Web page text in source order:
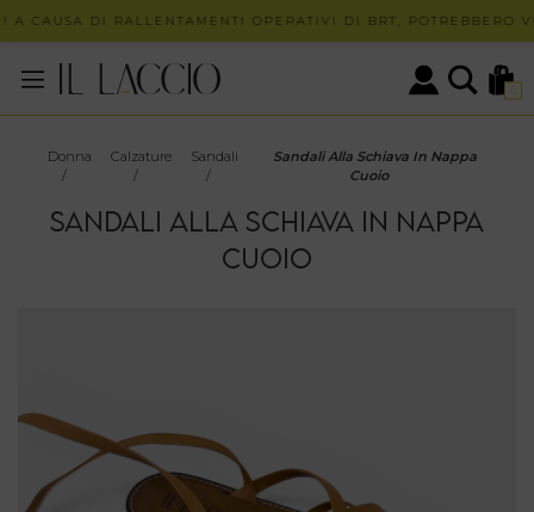
A CAUSA DI RALLENTAMENTI OPERATIVI DI BRT, POTREBBERO
0
Donna
/
Calzature
/
Sandali
/
Sandali Alla Schiava In Nappa
Cuoio
SANDALI ALLA SCHIAVA IN NAPPA
CUOIO